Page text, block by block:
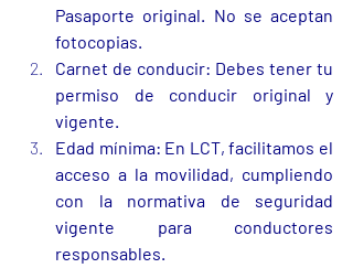
Pasaporte original. No se aceptan
fotocopias.
Carnet de conducir: Debes tener tu
permiso de conducir original y
vigente.
Edad mínima: En LCT, facilitamos el
acceso a la movilidad, cumpliendo
con la normativa de seguridad
vigente para conductores
responsables.